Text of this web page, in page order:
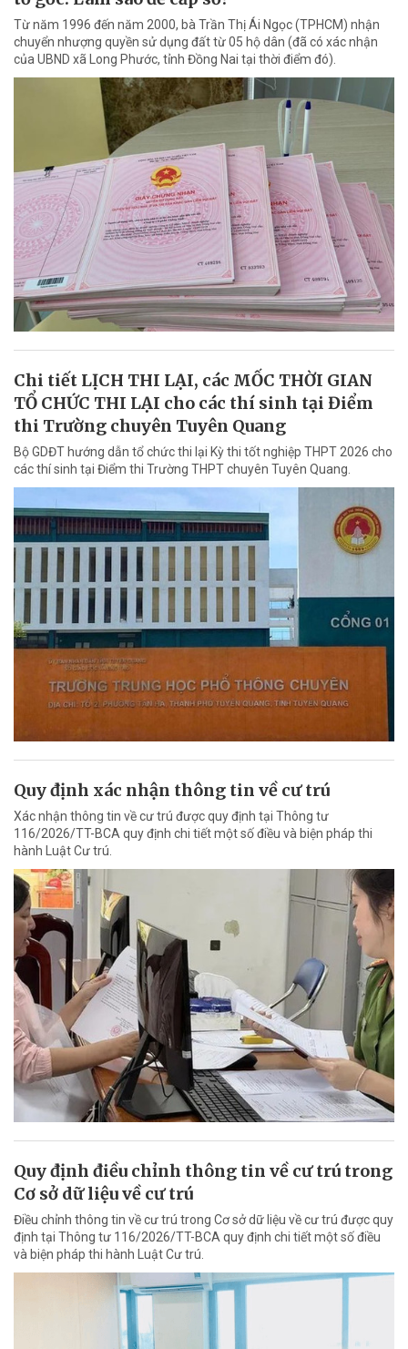
Từ năm 1996 đến năm 2000, bà Trần Thị Ái Ngọc (TPHCM) nhận
chuyển nhượng quyền sử dụng đất từ 05 hộ dân (đã có xác nhận
của UBND xã Long Phước, tỉnh Đồng Nai tại thời điểm đó).
Chi tiết LỊCH THI LẠI, các MỐC THỜI GIAN
TỔ CHỨC THI LẠI cho các thí sinh tại Điểm
thi Trường chuyên Tuyên Quang
Bộ GDĐT hướng dẫn tổ chức thi lại Kỳ thi tốt nghiệp THPT 2026 cho
các thí sinh tại Điểm thi Trường THPT chuyên Tuyên Quang.
Quy định xác nhận thông tin về cư trú
Xác nhận thông tin về cư trú được quy định tại Thông tư
116/2026/TT-BCA quy định chi tiết một số điều và biện pháp thi
hành Luật Cư trú.
Quy định điều chỉnh thông tin về cư trú trong
Cơ sở dữ liệu về cư trú
Điều chỉnh thông tin về cư trú trong Cơ sở dữ liệu về cư trú được quy
định tại Thông tư 116/2026/TT-BCA quy định chi tiết một số điều
và biện pháp thi hành Luật Cư trú.